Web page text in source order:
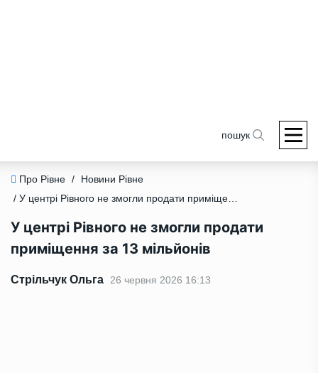
пошук
Про Рівне /
Новини Рівне
/ У центрі Рівного не змогли продати приміщення за 13 мільйонів
У центрі Рівного не змогли продати
приміщення за 13 мільйонів
Стрільчук Ольга 26 червня 2026 16:13